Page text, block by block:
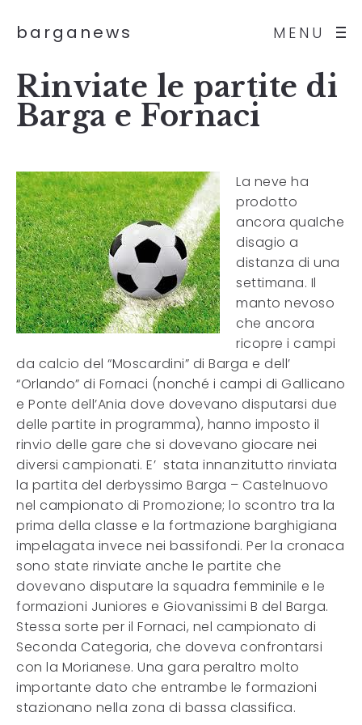
MENU
barganews
Rinviate le partite di
Barga e Fornaci
La neve ha
prodotto
ancora qualche
disagio a
distanza di una
settimana. Il
manto nevoso
che ancora
ricopre i campi
da calcio del “Moscardini” di Barga e dell’
“Orlando” di Fornaci (nonché i campi di Gallicano
e Ponte dell’Ania dove dovevano disputarsi due
delle partite in programma), hanno imposto il
rinvio delle gare che si dovevano giocare nei
diversi campionati. E’ stata innanzitutto rinviata
la partita del derbyssimo Barga – Castelnuovo
nel campionato di Promozione; lo scontro tra la
prima della classe e la fortmazione barghigiana
impelagata invece nei bassifondi. Per la cronaca
sono state rinviate anche le partite che
dovevano disputare la squadra femminile e le
formazioni Juniores e Giovanissimi B del Barga.
Stessa sorte per il Fornaci, nel campionato di
Seconda Categoria, che doveva confrontarsi
con la Morianese. Una gara peraltro molto
importante dato che entrambe le formazioni
stazionano nella zona di bassa classifica.